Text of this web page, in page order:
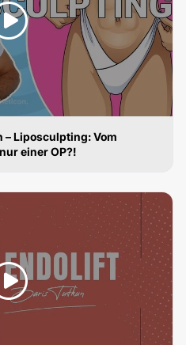
– Liposculpting: Vom
einer OP?!